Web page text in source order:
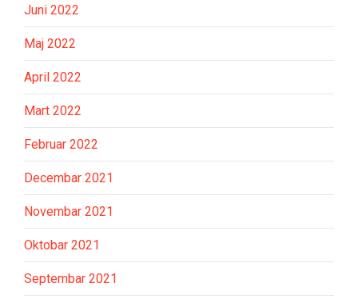
Juni 2022
Maj 2022
April 2022
Mart 2022
Februar 2022
Decembar 2021
Novembar 2021
Oktobar 2021
Septembar 2021